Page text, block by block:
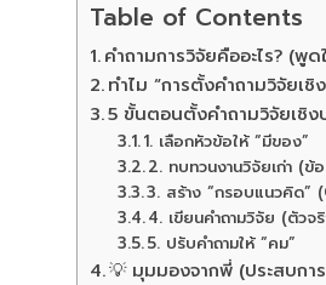
Table of Contents
คำถามการวิจัยคืออะไร? (พูด
ทำไม “การตั้งคำถามวิจัยเ
5 ขั้นตอนตั้งคำถามวิจัยเชิ
1. เลือกหัวข้อให้ “มีของ”
2. ทบทวนงานวิจัยเก่า (ข้
3. สร้าง “กรอบแนวคิด
4. เขียนคำถามวิจัย (ตัวจ
5. ปรับคำถามให้ “คม”
💡 มุมมองจากพี่ (ประสบกา